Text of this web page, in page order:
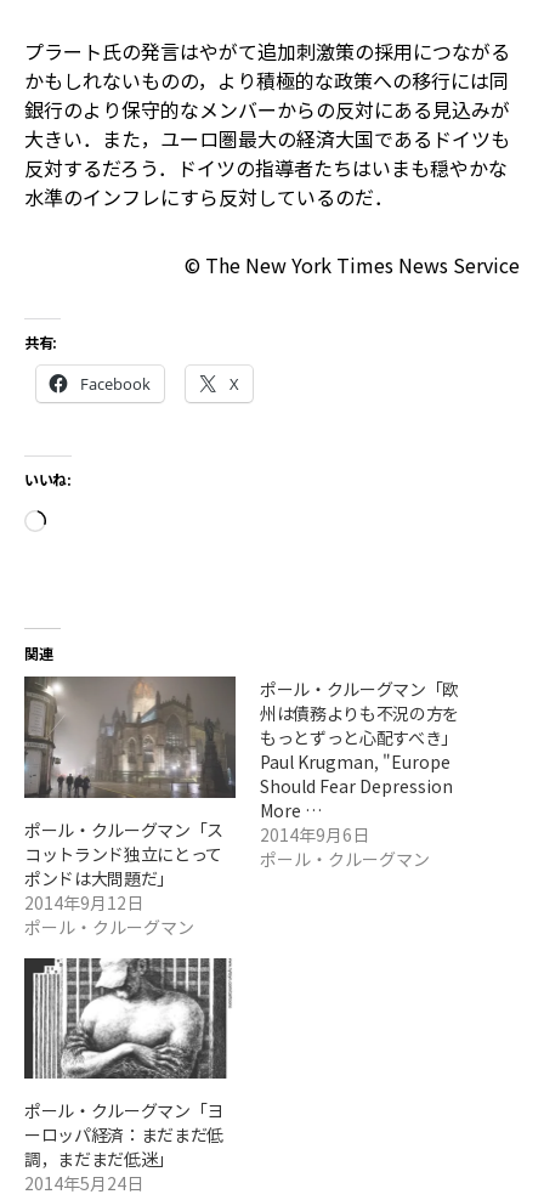
プラート氏の発言はやがて追加刺激策の採用につながる
かもしれないものの，より積極的な政策への移行には同
銀行のより保守的なメンバーからの反対にある見込みが
大きい．また，ユーロ圏最大の経済大国であるドイツも
反対するだろう．ドイツの指導者たちはいまも穏やかな
水準のインフレにすら反対しているのだ．
© The New York Times News Service
共有:
Facebook X
いいね:
関連
ポール・クルーグマン「ス
コットランド独立にとって
ポンドは大問題だ」
2014年9月12日
ポール・クルーグマン
ポール・クルーグマン「欧
州は債務よりも不況の方を
もっとずっと心配すべき」
Paul Krugman, "Europe
Should Fear Depression
More …
2014年9月6日
ポール・クルーグマン
ポール・クルーグマン「ヨ
ーロッパ経済：まだまだ低
調，まだまだ低迷」
2014年5月24日